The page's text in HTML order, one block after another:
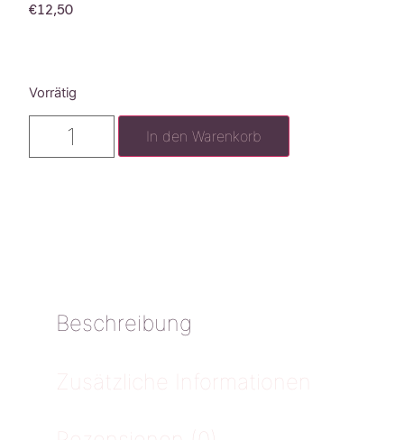
€12,50
Vorrätig
In den Warenkorb
Beschreibung
Zusätzliche Informationen